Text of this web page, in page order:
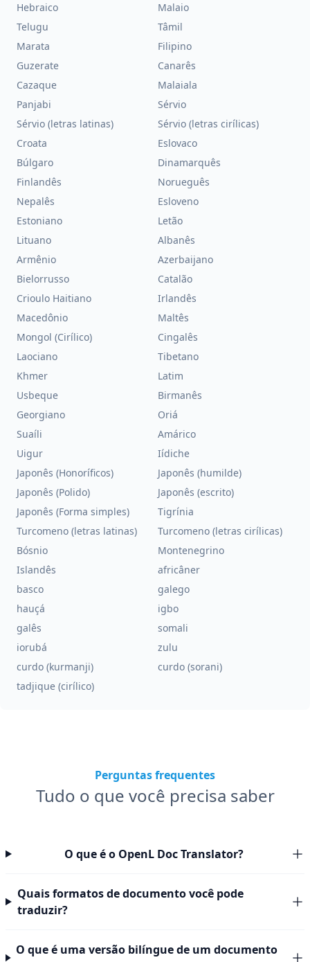
Hebraico
Malaio
Telugu
Tâmil
Marata
Filipino
Guzerate
Canarês
Cazaque
Malaiala
Panjabi
Sérvio
Sérvio (letras latinas)
Sérvio (letras cirílicas)
Croata
Eslovaco
Búlgaro
Dinamarquês
Finlandês
Norueguês
Nepalês
Esloveno
Estoniano
Letão
Lituano
Albanês
Armênio
Azerbaijano
Bielorrusso
Catalão
Crioulo Haitiano
Irlandês
Macedônio
Maltês
Mongol (Cirílico)
Cingalês
Laociano
Tibetano
Khmer
Latim
Usbeque
Birmanês
Georgiano
Oriá
Suaíli
Amárico
Uigur
Iídiche
Japonês (Honoríficos)
Japonês (humilde)
Japonês (Polido)
Japonês (escrito)
Japonês (Forma simples)
Tigrínia
Turcomeno (letras latinas)
Turcomeno (letras cirílicas)
Bósnio
Montenegrino
Islandês
africâner
basco
galego
hauçá
igbo
galês
somali
iorubá
zulu
curdo (kurmanji)
curdo (sorani)
tadjique (cirílico)
Perguntas frequentes
Tudo o que você precisa saber
O que é o OpenL Doc Translator?
Quais formatos de documento você pode
traduzir?
O que é uma versão bilíngue de um documento